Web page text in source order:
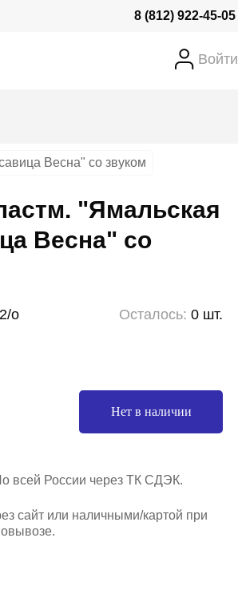
8 (812) 922-45-05
Войти
Весна" со звуком
"Ямальская
Весна" со
о Осталось: 0 шт.
Нет в наличии
всей России через ТК СДЭК.
сайт или наличными/картой при